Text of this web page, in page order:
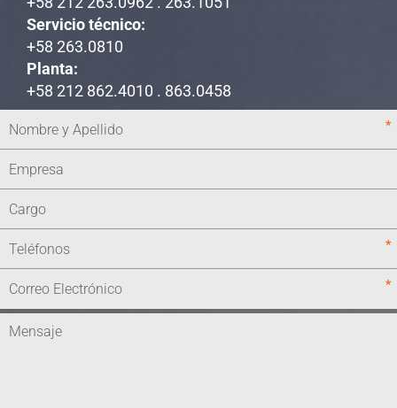
Servicio técnico:
+58 263.0810
Planta:
+58 212 862.4010 . 863.0458
*
*
*